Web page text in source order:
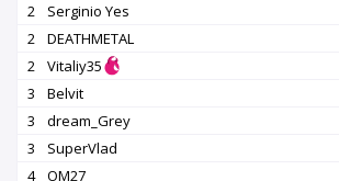
2
Serginio Yes
2
DEATHMETAL
2
Vitaliy35
3
Belvit
3
dream_Grey
3
SuperVlad
4
OM27